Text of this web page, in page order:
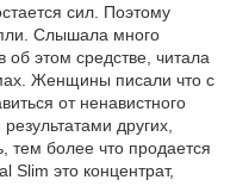
сил. Поэтому
Слышала много
об этом средстве, читала
Женщины писали что с
от ненавистного
других,
тем более что продается
Slim это концентрат,